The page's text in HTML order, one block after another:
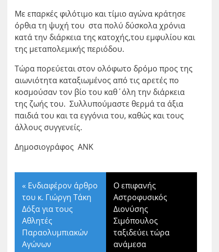
Με επαρκές φιλότιμο και τίμιο αγώνα κράτησε
όρθια τη ψυχή του στα πολύ δύσκολα χρόνια
κατά την διάρκεια της κατοχής,του εμφυλίου και
της μεταπολεμικής περιόδου.
Τώρα πορεύεται στον ολόφωτο δρόμο προς της
αιωνιότητα καταξιωμένος από τις αρετές πο
κοσμούσαν τον βίο του καθ΄όλη την διάρκεια
της ζωής του. Συλλυπούμαστε θερμά τα άξια
παιδιά του και τα εγγόνια του, καθώς και τους
άλλους συγγενείς.
Δημοσιογράφος ΑΝΚ
« Ενδιαφέρον άρθρο
του κ. Γιώργη Τάκη
Δόξα για τους
Αθλητές
Παραολυμπιακών
Αγώνων
Ο επιφανής
Αστροφυσικός
Διονύσης
Σιμόπουλος
ταξιδεύει τώρα
ανάμεσα